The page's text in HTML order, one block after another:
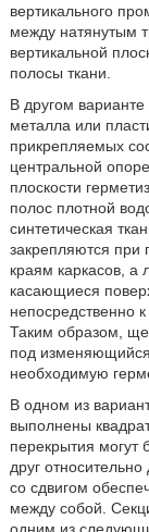
вертикального
между натянутым
вертикальной
полосы ткани.
В другом
металла или
прикрепляемых
центральной
плоскости
полос плотной
синтетическая
закрепляются
краям каркасов, а
касающиеся
непосредственно
Таким образом,
под изменяющийся
необходимую
В одном из
выполнены
перекрытия могут
друг
со сдвигом
между собой.
одним из